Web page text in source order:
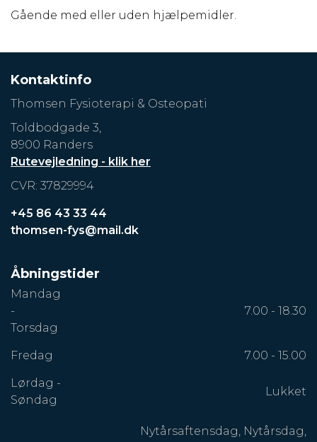
Gående med eller uden hjælpemidler.
Kontaktinfo
Thomsen Fysioterapi & Osteopati
Toldbodgade 3,
8900 Randers
Rutevejledning - klik her
CVR: 37829994
+45 86 43 33 44
thomsen-fys@mail.dk
Åbningstider
Mandag
-
Torsdag
7.00 - 18.30
Fredag 7.00 - 15.00
Lørdag -
Søndag
Lukket
Nytårsaftensdag, Nytårsdag,